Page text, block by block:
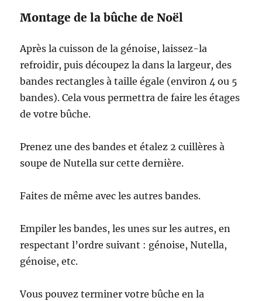
Montage de la bûche de Noël
Après la cuisson de la génoise, laissez-la
refroidir, puis découpez la dans la largeur, des
bandes rectangles à taille égale (environ 4 ou 5
bandes). Cela vous permettra de faire les étages
de votre bûche.
Prenez une des bandes et étalez 2 cuillères à
soupe de Nutella sur cette dernière.
Faites de même avec les autres bandes.
Empiler les bandes, les unes sur les autres, en
respectant l’ordre suivant : génoise, Nutella,
génoise, etc.
Vous pouvez terminer votre bûche en la